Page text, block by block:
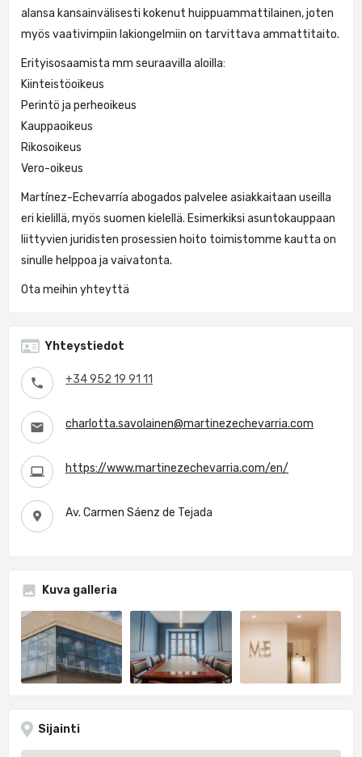
alansa kansainvälisesti kokenut huippuammattilainen, joten
myös vaativimpiin lakiongelmiin on tarvittava ammattitaito.
Erityisosaamista mm seuraavilla aloilla:
Kiinteistöoikeus
Perintö ja perheoikeus
Kauppaoikeus
Rikosoikeus
Vero-oikeus
Martínez-Echevarría abogados palvelee asiakkaitaan useilla
eri kielillä, myös suomen kielellä. Esimerkiksi asuntokauppaan
liittyvien juridisten prosessien hoito toimistomme kautta on
sinulle helppoa ja vaivatonta.
Ota meihin yhteyttä
Yhteystiedot
+34 952 19 91 11
charlotta.savolainen@martinezechevarria.com
https://www.martinezechevarria.com/en/
Av. Carmen Sáenz de Tejada
Kuva galleria
Sijainti